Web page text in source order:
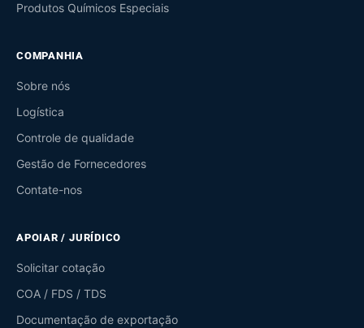
Produtos Químicos Especiais
COMPANHIA
Sobre nós
Logística
Controle de qualidade
Gestão de Fornecedores
Contate-nos
APOIAR / JURÍDICO
Solicitar cotação
COA / FDS / TDS
Documentação de exportação